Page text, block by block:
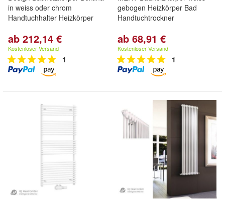
in weiss oder chrom
Handtuchhalter Heizkörper
ab 212,14 €
Kostenloser Versand
1
gebogen Heizkörper Bad
Handtuchtrockner
ab 68,91 €
Kostenloser Versand
1